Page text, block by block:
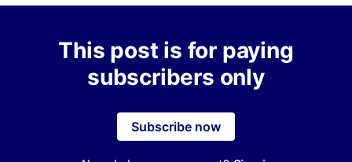
This post is for paying
subscribers only
Subscribe now